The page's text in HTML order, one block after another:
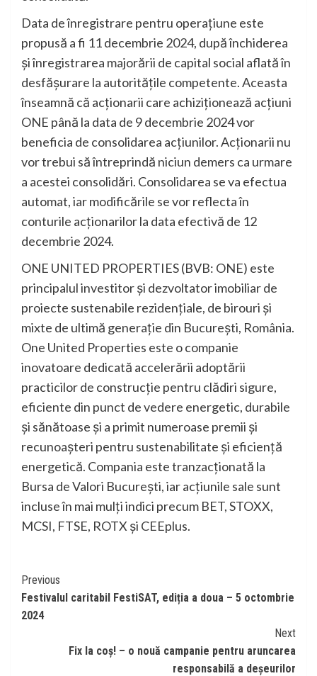
Data de înregistrare pentru operațiune este
propusă a fi 11 decembrie 2024, după închiderea
și înregistrarea majorării de capital social aflată în
desfășurare la autoritățile competente. Aceasta
înseamnă că acționarii care achiziționează acțiuni
ONE până la data de 9 decembrie 2024 vor
beneficia de consolidarea acțiunilor. Acționarii nu
vor trebui să întreprindă niciun demers ca urmare
a acestei consolidări. Consolidarea se va efectua
automat, iar modificările se vor reflecta în
conturile acționarilor la data efectivă de 12
decembrie 2024.
ONE UNITED PROPERTIES (BVB: ONE) este
principalul investitor și dezvoltator imobiliar de
proiecte sustenabile rezidențiale, de birouri și
mixte de ultimă generație din București, România.
One United Properties este o companie
inovatoare dedicată accelerării adoptării
practicilor de construcție pentru clădiri sigure,
eficiente din punct de vedere energetic, durabile
și sănătoase și a primit numeroase premii și
recunoașteri pentru sustenabilitate și eficiență
energetică. Compania este tranzacționată la
Bursa de Valori București, iar acțiunile sale sunt
incluse în mai mulți indici precum BET, STOXX,
MCSI, FTSE, ROTX și CEEplus.
Continue
Reading
Previous
Festivalul caritabil FestiSAT, ediția a doua – 5 octombrie
2024
Next
Fix la coș! – o nouă campanie pentru aruncarea
responsabilă a deșeurilor